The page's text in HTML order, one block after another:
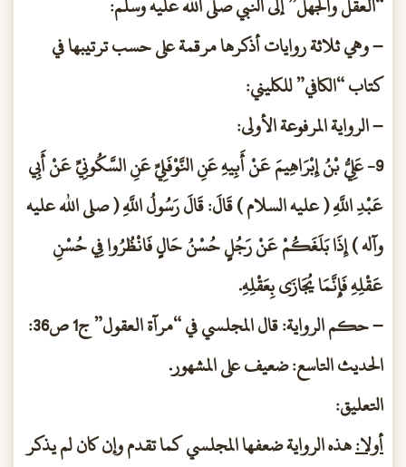
– وهي ثلاثة روايات أذكرها مرقمة على حسب ترتيبها في
كتاب “الكافي” للكليني:
– الرواية المرفوعة الأولى:
9- عَلِيُّ بْنُ إِبْرَاهِيمَ عَنْ أَبِيهِ عَنِ النَّوْفَلِيِّ عَنِ السَّكُونِيِّ عَنْ أَبِي
عَبْدِ اللَّهِ ( عليه السلام ) قَالَ: قَالَ رَسُولُ اللَّهِ ( صلى الله عليه
وآله ) إِذَا بَلَغَكُمْ عَنْ رَجُلٍ حُسْنُ حَالٍ فَانْظُرُوا فِي حُسْنِ
عَقْلِهِ فَإِنَّمَا يُجَازَى بِعَقْلِهِ.
– حكم الرواية: قال المجلسي في “مرآة العقول” ج1 ص36:
الحديث التاسع: ضعيف على المشهور.
التعليق:
أولا:هذه الرواية ضعفها المجلسي كما تقدم وإن كان لم يذكر